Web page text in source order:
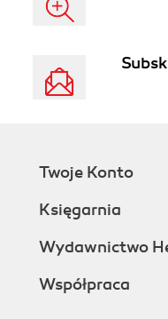
Twoje Konto
Księgarnia
Wydawnictwo
Współpraca